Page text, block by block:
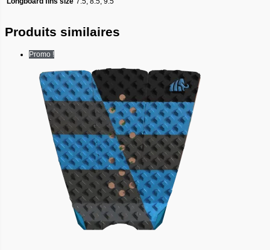
Produits similaires
Promo !